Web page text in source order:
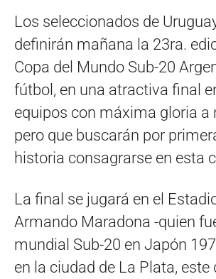
Los seleccionados de
definirán mañana la 23ra.
Copa del Mundo Sub-20
fútbol, en una atractiva final
equipos con máxima gloria a
pero que buscarán por
historia consagrarse en esta
La final se jugará en el
Armando Maradona -quien
mundial Sub-20 en Japón
en la ciudad de La Plata,